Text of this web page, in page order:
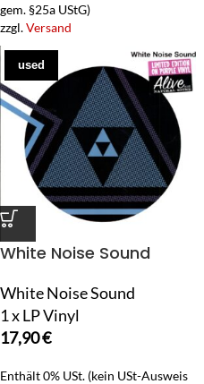
gem. §25a UStG)
zzgl.Versand
used
White Noise Sound
White Noise Sound
1 x LP Vinyl
17,90€
Enthält 0% USt. (kein USt-Ausweis